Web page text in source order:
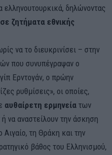
δηλώνοντας
ζητήματα εθνικής
να το διευκρινίσει – στην
που συνυπέγραψαν ο
Ερντογάν, ο πρώην
ρυθμίσεις», οι οποίες,
αυθαίρετη ερμηνεία των
να αναστείλουν την άσκηση
Αιγαίο, τη Θράκη και την
βάθος του Ελληνισμού,